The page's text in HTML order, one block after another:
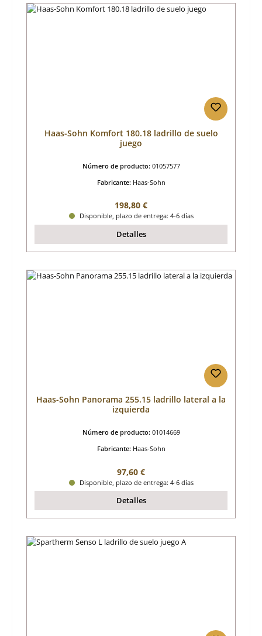
Haas-Sohn Komfort 180.18 ladrillo de suelo
juego
Número de producto: 01057577
Fabricante: Haas-Sohn
Precio normal:
198,80 €
Disponible, plazo de entrega: 4-6 días
Detalles
Haas-Sohn Panorama 255.15 ladrillo lateral a la
izquierda
Número de producto: 01014669
Fabricante: Haas-Sohn
Precio normal:
97,60 €
Disponible, plazo de entrega: 4-6 días
Detalles